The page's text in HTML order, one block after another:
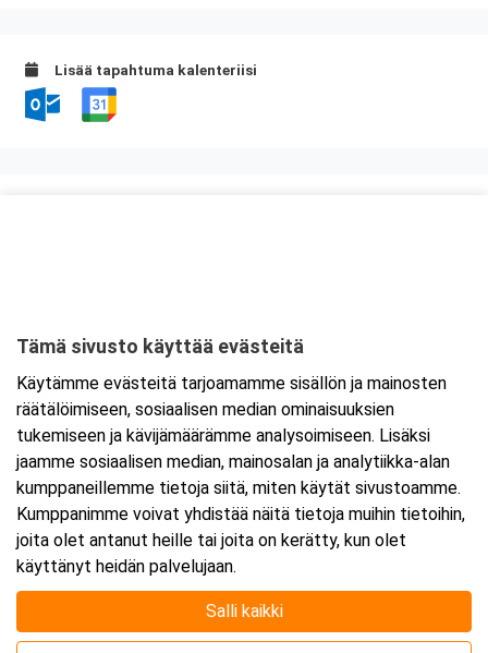
Lisää tapahtuma kalenteriisi
Tarkempi kartta ja ajo-ohjeet
Tämä sivusto käyttää evästeitä
Käytämme evästeitä tarjoamamme sisällön ja mainosten
räätälöimiseen, sosiaalisen median ominaisuuksien
tukemiseen ja kävijämäärämme analysoimiseen. Lisäksi
jaamme sosiaalisen median, mainosalan ja analytiikka-alan
kumppaneillemme tietoja siitä, miten käytät sivustoamme.
Kumppanimme voivat yhdistää näitä tietoja muihin tietoihin,
joita olet antanut heille tai joita on kerätty, kun olet
käyttänyt heidän palvelujaan.
Salli kaikki